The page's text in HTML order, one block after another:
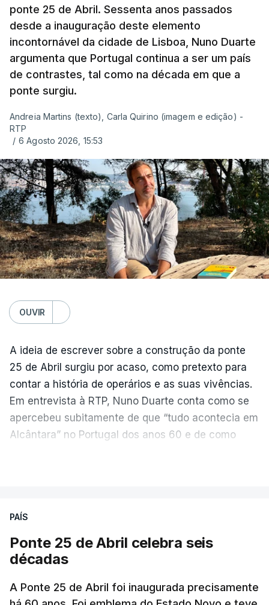
ponte 25 de Abril. Sessenta anos passados
desde a inauguração deste elemento
incontornável da cidade de Lisboa, Nuno Duarte
argumenta que Portugal continua a ser um país
de contrastes, tal como na década em que a
ponte surgiu.
Andreia Martins (texto), Carla Quirino (imagem e edição) -
RTP
/ 6 Agosto 2026, 15:53
OUVIR
A ideia de escrever sobre a construção da ponte
25 de Abril surgiu por acaso, como pretexto para
contar a história de operários e as suas vivências.
Em entrevista à RTP, Nuno Duarte conta como se
apercebeu subitamente de que “tudo acontecia em
Alcântara” no Portugal dos anos 60 e de como
forma inesperada, através da literatura.
Em “Pés de Barro”,
época, a maior ponte suspensa da Europa. Os
PAÍS
Ponte 25 de Abril celebra seis
décadas
A Ponte 25 de Abril foi inaugurada precisamente